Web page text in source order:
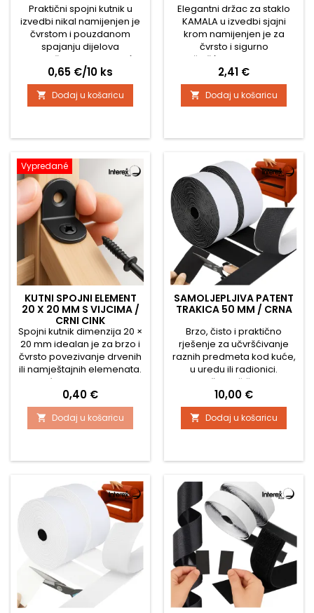
Praktični spojni kutnik u
izvedbi nikal namijenjen je
čvrstom i pouzdanom
spajanju dijelova
namještaja. Zahvaljujući
jednostavnom obliku i
kompaktnim dimenzijama,
prikladan je za širok
spektar montažnih
od metala s nikal
otpornost na koroziju i dug
vijek trajanja. Konstrukcija s
prethodno izbušenim...
Cijena
0,65 €/10 ks
 Dodaj u košaricu
Elegantni držac za staklo
KAMALA u izvedbi sjajni
krom namijenjen je za
čvrsto i sigurno
pričvršćivanje staklenih
elemenata. Zahvaljujući
modernom dizajnu i sjajnoj
površini, pogodan je za
kupaonice, hodnike i druge
estetski detalj. Držač je
kvalitetnom kromiranom
završnom obradom koja
osigurava...
Cijena
2,41 €
 Dodaj u košaricu
Vypredané
KUTNI SPOJNI ELEMENT
20 X 20 MM S VIJCIMA /
CRNI CINK
Spojni kutnik dimenzija 20 ×
20 mm idealan je za brzo i
čvrsto povezivanje drvenih
ili namještajnih elemenata.
Izrađen od kvalitetnog
materijala s debljinom 20
mm, jamči stabilnost i dug
vijek spoja. Kutnik je
opremljen sa 2 otvora za
U pakiranju se nalaze i 2
mm u boji kutnika, što čini
spoj estetski...
Cijena
0,40 €
 Dodaj u košaricu
SAMOLJEPLJIVA PATENT
TRAKICA 50 MM / CRNA
Brzo, čisto i praktično
rješenje za učvršćivanje
raznih predmeta kod kuće,
u uredu ili radionici.
Samozaštitna čičak traka u
univerzalnoj crnoj boji
pruža pouzdano i
višekratno pričvršćivanje
bez potrebe za alatom ili
Glavne prednosti
samoljepljivo ljepilo –
čvrsto prianja na plastične,
staklene, metalne i...
Cijena
10,00 €
 Dodaj u košaricu